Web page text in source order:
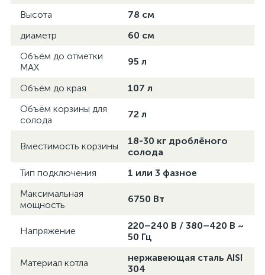
Высота
78 см
диаметр
60 см
Объём до отметки
MAX
95 л
Объём до края
107 л
Объём корзины для
солода
72 л
Вместимость корзины
18-30 кг дроблёного
солода
Тип подключения
1 или 3 фазное
Максимальная
мощность
6750 Вт
Напряжение
220–240 В / 380–420 В ~
50 Гц
Материал котла
нержавеющая сталь AISI
304